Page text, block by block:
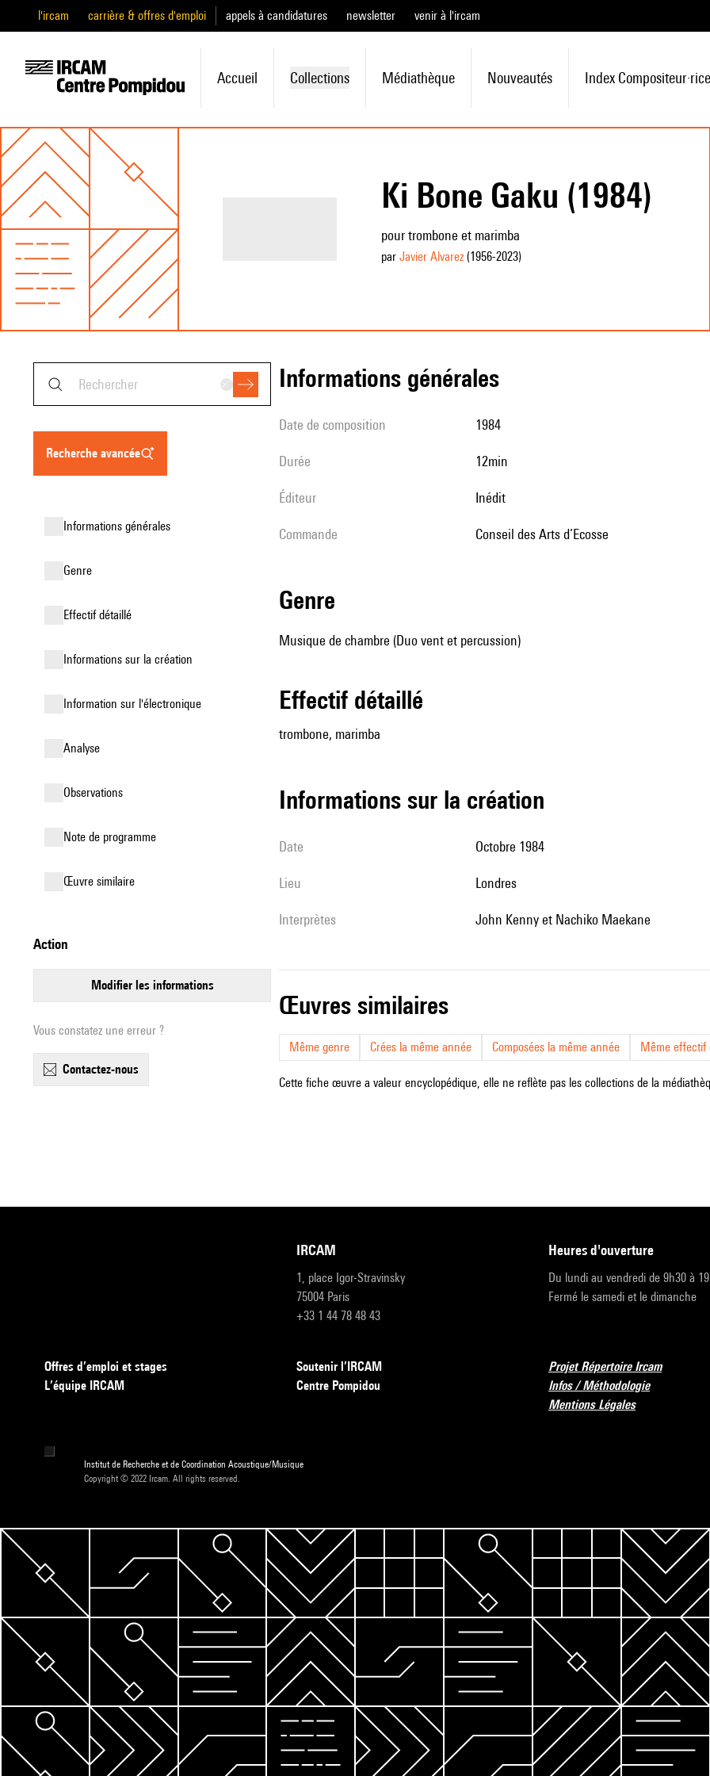
l'ircam carrière & offres d'emploi appels à candidatures newsletter venir à l'ircam
Accueil Collections Médiathèque Nouveautés Index Compositeur·rice
Ki Bone Gaku (1984)
pour trombone et marimba
par Javier Alvarez(1956-2023)
recherche avancée
informations générales
genre
effectif détaillé
informations sur la création
Information sur l'électronique
analyse
observations
Note de programme
œuvre similaire
action
modifier les informations
Vous constatez une erreur ?
contactez-nous
informations générales
date de composition 1984
durée 12min
éditeur Inédit
Commande Conseil des Arts d’Ecosse
genre
Musique de chambre (Duo vent et percussion)
effectif détaillé
trombone, marimba
informations sur la création
date Octobre 1984
lieu Londres
interprètes John Kenny et Nachiko Maekane
œuvres similaires
Même genre Crées la même année Composées la même année Même effectif
Cette fiche œuvre a valeur encyclopédique, elle ne reflète pas les collections de la
IRCAM
1, place Igor-Stravinsky
75004 Paris
+33 1 44 78 48 43
heures d'ouverture
Du lundi au vendredi de 9h30 à
Fermé le samedi et le dimanche
Offres d’emploi et stages
L’équipe IRCAM
Soutenir l’IRCAM
Centre Pompidou
Projet Répertoire Ircam
Infos / Méthodologie
Mentions Légales
Institut de Recherche et de Coordination Acoustique/Musique
Copyright © 2022 Ircam. All rights reserved.